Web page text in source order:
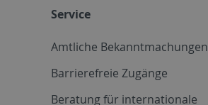
Service
Amtliche Bekanntmachungen
Barrierefreie Zugänge
Beratung für internationale